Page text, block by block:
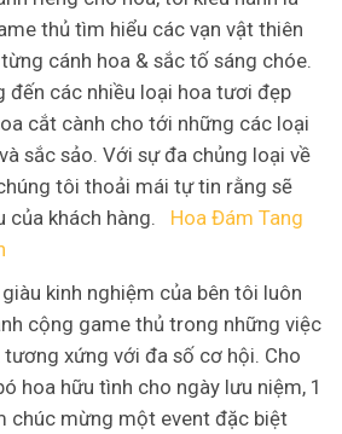
thủ tìm hiểu các vạn vật thiên
cánh hoa & sắc tố sáng chóe.
đến các nhiều loại hoa tươi đẹp
cắt cành cho tới những các loại
sắc sảo. Với sự đa chủng loại về
tôi thoải mái tự tin rằng sẽ
của khách hàng. Hoa Đám Tang
kinh nghiệm của bên tôi luôn
cộng game thủ trong những việc
xứng với đa số cơ hội. Cho
hoa hữu tình cho ngày lưu niệm, 1
chúc mừng một event đặc biệt